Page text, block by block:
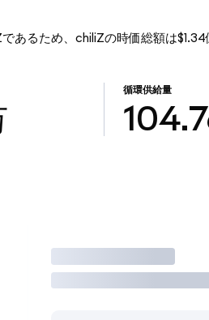
あるため、chiliZの時価総額は$1.34
循環供給量
取引